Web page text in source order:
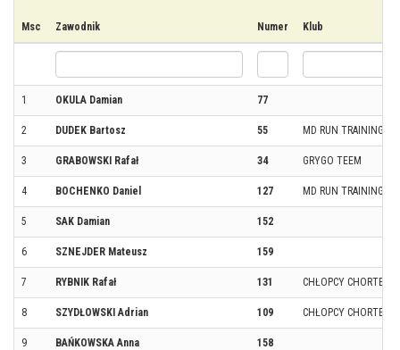
Msc Zawodnik Numer Klub
1 OKULA Damian 77
2 DUDEK Bartosz 55 MD RUN TRAINING
3 GRABOWSKI Rafał 34 GRYGO TEEM
4 BOCHENKO Daniel 127 MD RUN TRAINING
5 SAK Damian 152
6 SZNEJDER Mateusz 159
7 RYBNIK Rafał 131 CHŁOPCY
8 SZYDŁOWSKI Adrian 109 CHŁOPCY
9 BAŃKOWSKA Anna 158